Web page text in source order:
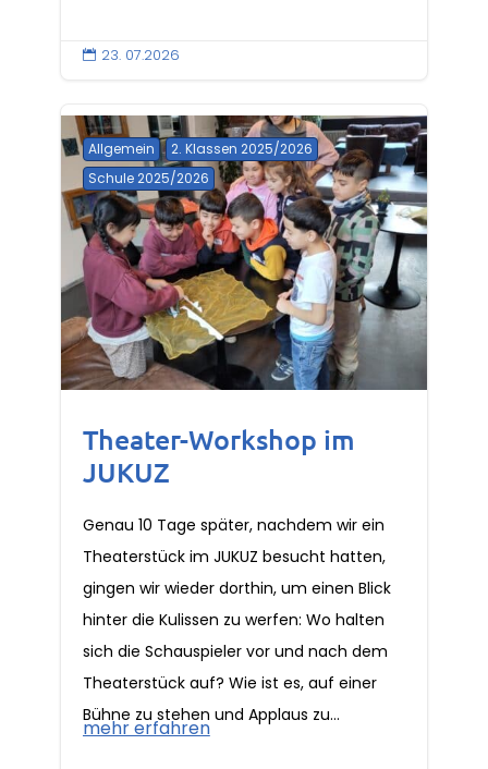
 23. 07.2026
Allgemein
2. Klassen 2025/2026
Schule 2025/2026
Theater-Workshop im
JUKUZ
Genau 10 Tage später, nachdem wir ein
Theaterstück im JUKUZ besucht hatten,
gingen wir wieder dorthin, um einen Blick
hinter die Kulissen zu werfen: Wo halten
sich die Schauspieler vor und nach dem
Theaterstück auf? Wie ist es, auf einer
Bühne zu stehen und Applaus zu...
mehr erfahren